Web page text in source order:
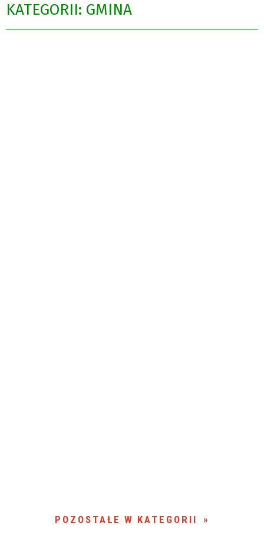
KATEGORII: GMINA
POZOSTAŁE W KATEGORII